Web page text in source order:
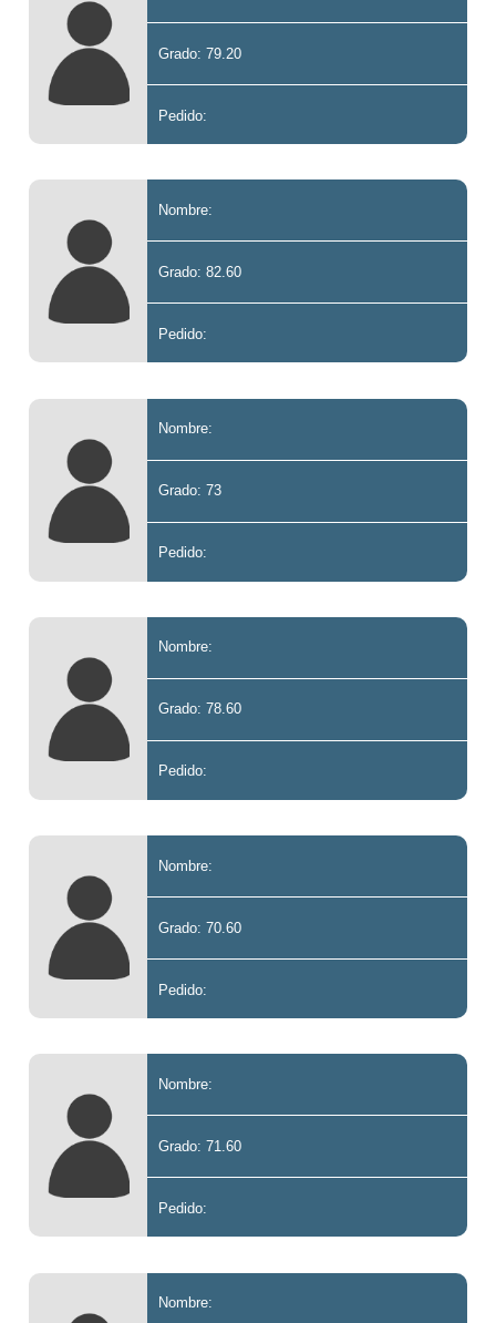
Grado: 79.20
Pedido:
Nombre:
Grado: 82.60
Pedido:
Nombre:
Grado: 73
Pedido:
Nombre:
Grado: 78.60
Pedido:
Nombre:
Grado: 70.60
Pedido:
Nombre:
Grado: 71.60
Pedido:
Nombre: